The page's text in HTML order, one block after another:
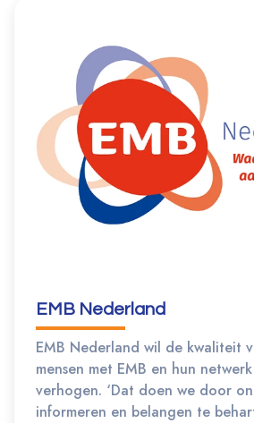
EMB Nederland
EMB Nederland wil de kwaliteit
mensen met EMB en hun netwerk
verhogen. ‘Dat doen we door
informeren en belangen te